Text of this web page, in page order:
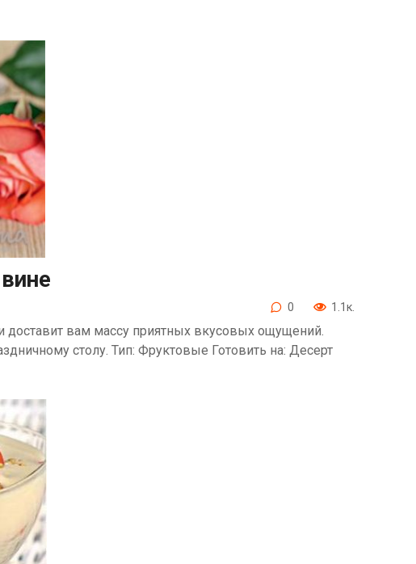
0 1.1к.
доставит вам массу приятных вкусовых ощущений.
столу. Тип: Фруктовые Готовить на: Десерт